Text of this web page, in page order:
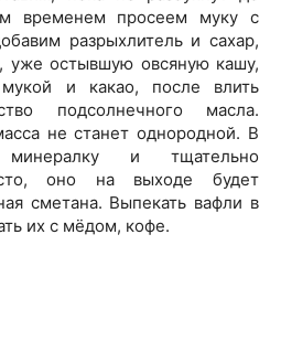
временем просеем муку с
разрыхлитель и сахар,
уже остывшую овсяную кашу,
и какао, после влить
подсолнечного масла.
не станет однородной. В
и тщательно
оно на выходе будет
сметана. Выпекать вафли в
их с мёдом, кофе.